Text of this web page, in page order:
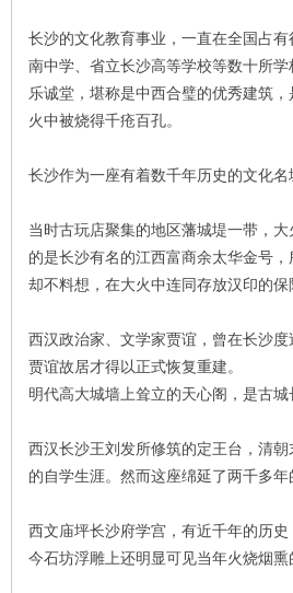
长沙的文化教育事业，一直在全国占
南中学、省立长沙高等学校等数十所
乐诚堂，堪称是中西合璧的优秀建筑
火中被烧得千疮百孔。
长沙作为一座有着数千年历史的文化
当时古玩店聚集的地区藩城堤一带，
的是长沙有名的江西富商余太华金号
却不料想，在大火中连同存放汉印的
西汉政治家、文学家贾谊，曾在长沙
贾谊故居才得以正式恢复重建。
明代高大城墙上耸立的天心阁，是古
西汉长沙王刘发所修筑的定王台，清
的自学生涯。然而这座绵延了两千多
西文庙坪长沙府学宫，有近千年的历
今石坊浮雕上还明显可见当年火烧烟熏